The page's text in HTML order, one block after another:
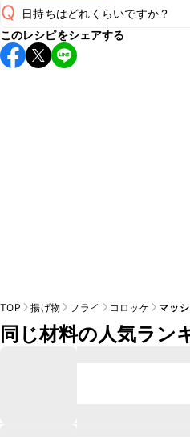
Q 日持ちはどれくらいですか？
保存期間は冷蔵で翌日中が目安
し上がりください。
このレシピをシェアする
TOP 揚げ物 フライ コロッケ マッ
同じ材料の人気ラン